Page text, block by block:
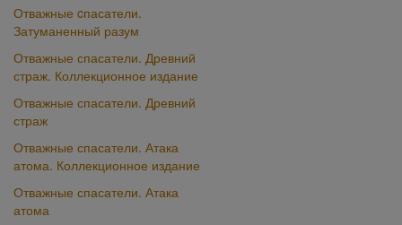
Отважные cпасатели.
Затуманенный разум
Отважные спасатели. Древний
страж. Коллекционное издание
Отважные спасатели. Древний
страж
Отважные спасатели. Атака
атома. Коллекционное издание
Отважные спасатели. Атака
атома